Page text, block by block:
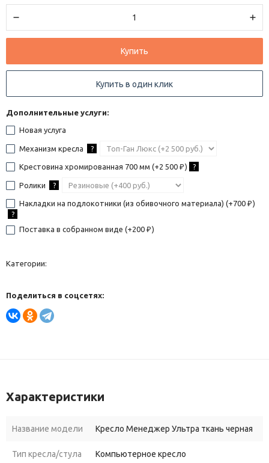
Купить
Купить в один клик
Дополнительные услуги:
Новая услуга
Механизм кресла ?
Крестовина хромированная 700 мм (+2 500 ₽ ) ?
Ролики ?
Накладки на подлокотники (из обивочного материала) (+700 ₽ )
?
Поставка в собранном виде (+200 ₽ )
Категории:
Поделиться в соцсетях:
Характеристики
Название модели Кресло Менеджер Ультра ткань черная
Тип кресла/стула Компьютерное кресло